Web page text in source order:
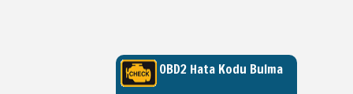
OBD2 Hata Kodu Bulma